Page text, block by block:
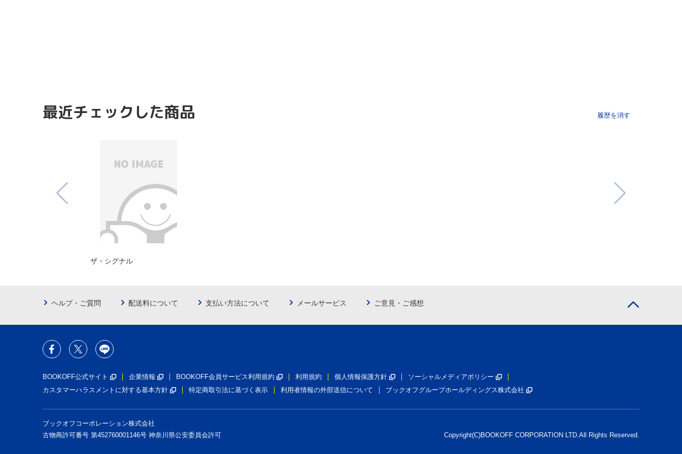
最近チェックした商品 履歴を消す
ザ・シグナル
ヘルプ・ご質問 配送料について 支払い方法について メールサービス ご意見・ご感想
BOOKOFF公式サイト 企業情報 BOOKOFF会員サービス利用規約 利用規約 個人情報保護方針
ソーシャルメディアポリシー
カスタマーハラスメントに対する基本方針
特定商取引法に基づく表示 利用者情報の外部送信について ブックオフグループホールディングス株式会社
ブックオフコーポレーション株式会社
古物商許可番号 第452760001146号 神奈川県公安委員会許可
Copyright(C)BOOKOFF CORPORATION LTD. All Rights Reserved.